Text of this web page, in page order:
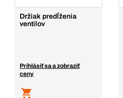
Držiak predĺženia
ventilov
Prihlásiť sa a zobraziť
ceny